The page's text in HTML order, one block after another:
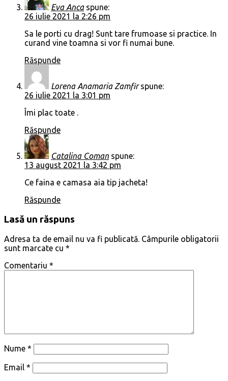
Eva Anca spune:
26 iulie 2021 la 2:26 pm
Sa le porti cu drag! Sunt tare frumoase si practice. In
curand vine toamna si vor fi numai bune.
Răspunde
Lorena Anamaria Zamfir spune:
26 iulie 2021 la 3:01 pm
Îmi plac toate .
Răspunde
Catalina Coman spune:
13 august 2021 la 3:42 pm
Ce faina e camasa aia tip jacheta!
Răspunde
Lasă un răspuns
Adresa ta de email nu va fi publicată. Câmpurile obligatorii
sunt marcate cu *
Comentariu *
Nume *
Email *